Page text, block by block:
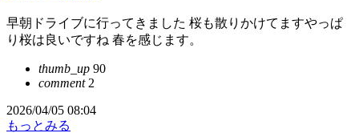
早朝ドライブに行ってきました 桜も散りかけてますやっぱ
り桜は良いですね 春を感じます。
thumb_up 90
comment2
2026/04/05 08:04
もっとみる